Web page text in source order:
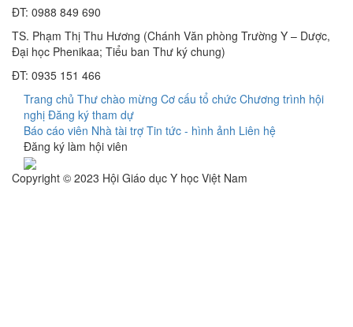
ĐT: 0988 849 690
TS. Phạm Thị Thu Hương (Chánh Văn phòng Trường Y – Dược,
Đại học Phenikaa; Tiểu ban Thư ký chung)
ĐT: 0935 151 466
Trang chủ Thư chào mừng Cơ cấu tổ chức Chương trình hội
nghị Đăng ký tham dự
Báo cáo viên Nhà tài trợ Tin tức - hình ảnh Liên hệ
Đăng ký làm hội viên
Copyright © 2023 Hội Giáo dục Y học Việt Nam